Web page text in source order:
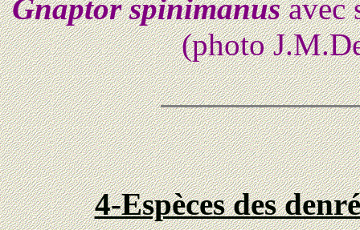
Gnaptor spinimanusavec
(photo
4-Espèces des